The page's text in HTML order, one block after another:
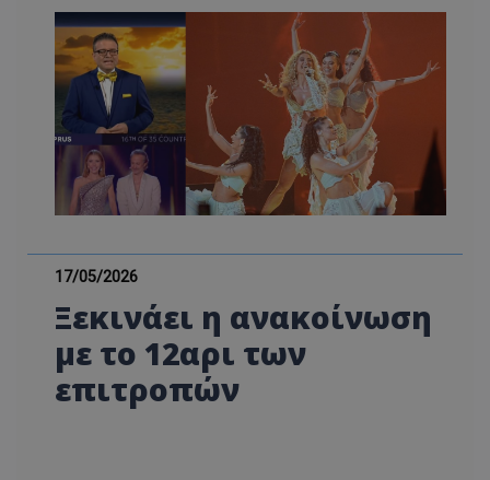
17/05/2026
Ξεκινάει η ανακοίνωση
με το 12αρι των
επιτροπών